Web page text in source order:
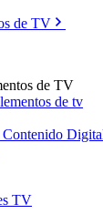
de TV
de TV
de tv
Contenido
TV